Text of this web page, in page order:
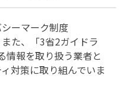
ーマーク制度
た、「3省2ガイドラ
情報を取り扱う業者と
対策に取り組んでいま